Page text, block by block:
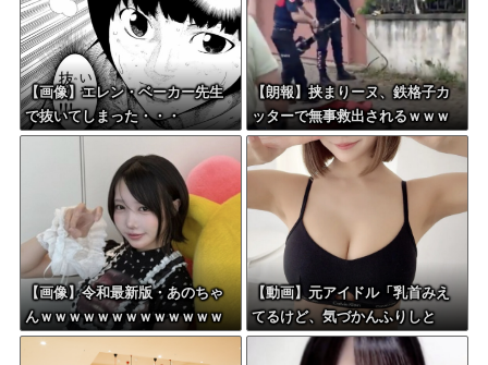
【画像】エレン・ベーカー先生
で抜いてしまった・・・
【朗報】挟まりーヌ、鉄格子カ
ッターで無事救出されるｗｗｗ
【画像】令和最新版・あのちゃ
んｗｗｗｗｗｗｗｗｗｗｗｗｗ
ｗ
【動画】元アイドル「乳首みえ
てるけど、気づかんふりしと
こ」